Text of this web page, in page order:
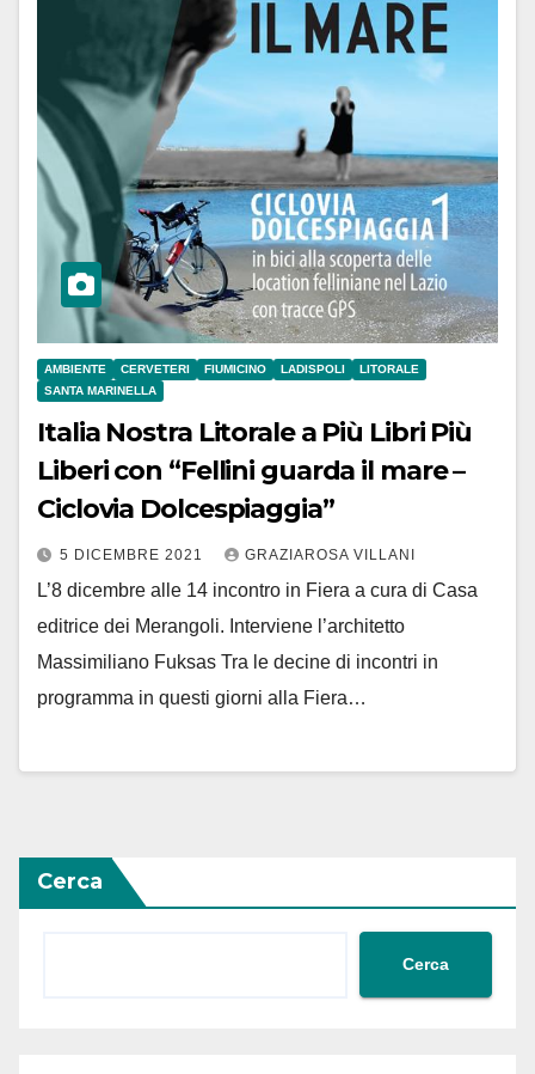
AMBIENTE CERVETERI FIUMICINO LADISPOLI
LITORALE
SANTA MARINELLA
Italia Nostra Litorale a Più Libri Più
Liberi con “Fellini guarda il mare –
Ciclovia Dolcespiaggia”
5 DICEMBRE 2021 GRAZIAROSA VILLANI
L’8 dicembre alle 14 incontro in Fiera a cura di Casa
editrice dei Merangoli. Interviene l’architetto
Massimiliano Fuksas Tra le decine di incontri in
programma in questi giorni alla Fiera…
Cerca
Cerca